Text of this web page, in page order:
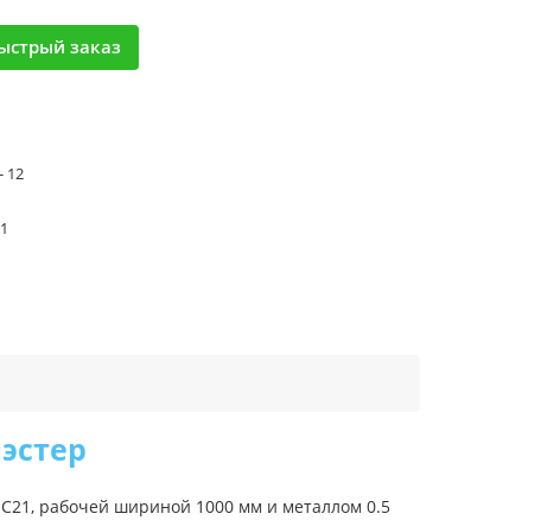
заказ
12
рабочей шириной 1000 мм и металлом 0.5